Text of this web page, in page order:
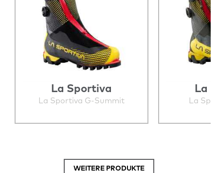
La Sportiva
La Sportiva G-Summit
La
La
WEITERE PRODUKTE